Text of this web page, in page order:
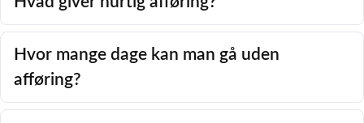
Hvor mange dage kan man gå uden
afføring?